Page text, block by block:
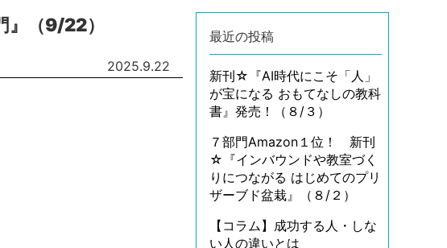
（9/22）
2025.9.22
最近の投稿
新刊☆『AI時代にこそ「人」
が宝になる おもてなしの教科
書』発売！（８/３）
７部門Amazon１位！ 新刊
☆『インバウンドや教室づく
りにつながる はじめてのプリ
ザーブド盆栽』（８/２）
【コラム】成功する人・しな
い人の違いとは